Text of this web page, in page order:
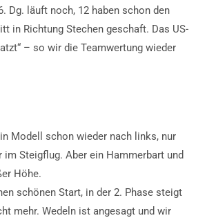
Dg. läuft noch, 12 haben schon den
in Richtung Stechen geschaft. Das US-
– so wir die Teamwertung wieder
Modell schon wieder nach links, nur
im Steigflug. Aber ein Hammerbart und
Höhe.
schönen Start, in der 2. Phase steigt
mehr. Wedeln ist angesagt und wir